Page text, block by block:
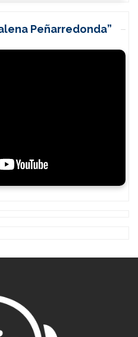
Peñarredonda”